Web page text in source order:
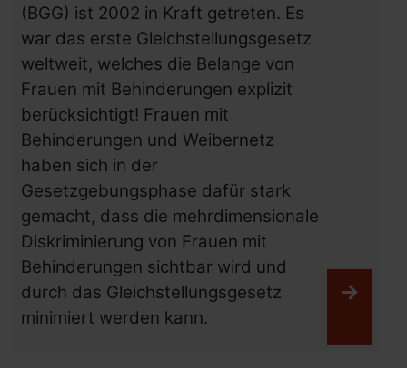
(BGG) ist 2002 in Kraft getreten. Es
war das erste Gleichstellungsgesetz
weltweit, welches die Belange von
Frauen mit Behinderungen explizit
berücksichtigt! Frauen mit
Behinderungen und Weibernetz
haben sich in der
Gesetzgebungsphase dafür stark
gemacht, dass die mehrdimensionale
Diskriminierung von Frauen mit
Behinderungen sichtbar wird und
durch das Gleichstellungsgesetz
minimiert werden kann.